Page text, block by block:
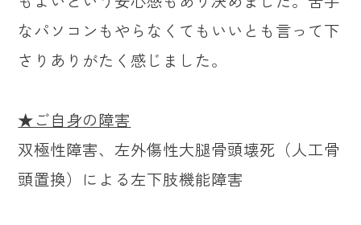
なパソコンもやらなくてもいいとも言って下
さりありがたく感じました。
★ご自身の障害
双極性障害、左外傷性大腿骨頭壊死（人工骨
頭置換）による左下肢機能障害